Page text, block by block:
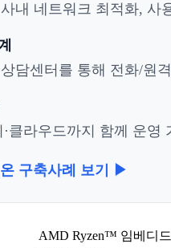
내 네트워크 최적화, 사
담센터를 통해 전화/원
클라우드까지 함께 운
구축사례 보기 ▶
AMD Ryzen™ 임베디